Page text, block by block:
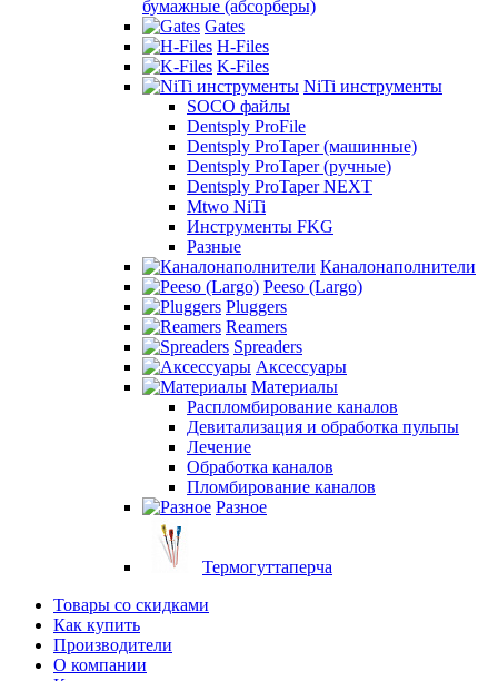
бумажные (абсорберы)
Gates
H-Files
K-Files
NiTi инструменты
SOCO файлы
Dentsply ProFile
Dentsply ProTaper (машинные)
Dentsply ProTaper (ручные)
Dentsply ProTaper NEXT
Mtwo NiTi
Инструменты FKG
Разные
Каналонаполнители
Peeso (Largo)
Pluggers
Reamers
Spreaders
Аксессуары
Материалы
Распломбирование каналов
Девитализация и обработка пульпы
Лечение
Обработка каналов
Пломбирование каналов
Разное
Термогуттаперча
Товары со скидками
Как купить
Производители
О компании